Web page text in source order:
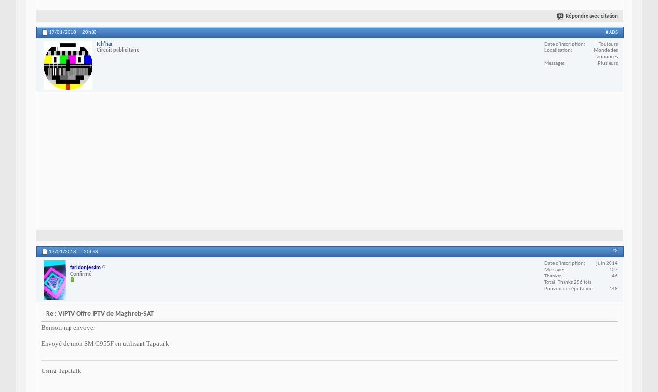
Répondre avec citation
17/01/2018 20h30 # ADS
Ich'har
Circuit publicitaire
Date d'inscription
Toujours
Localisation
Monde des
annonces
Messages
Plusieurs
17/01/2018, 20h48 #2
faridonjessim
Confirmé
Date d'inscription
juin 2014
Messages
107
Thanks
46
Total, Thanks 256 fois
Pouvoir de réputation
148
Re : VIPTV Offre IPTV de Maghreb-SAT
Bonsoir mp envoyer
Envoyé de mon SM-G955F en utilisant Tapatalk
Using Tapatalk